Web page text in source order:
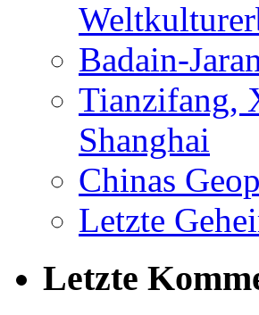
Badain-
Tianzifang,
Shanghai
Chinas
Letzte
Letzte